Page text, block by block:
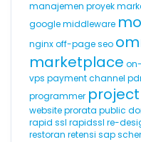
manajemen proyek
googlemiddleware
nginxoff-page seo
marketplace
vps payment channel
programmer
websiteprorata public
rapid ssl rapidssl re-
restoran retensi sap